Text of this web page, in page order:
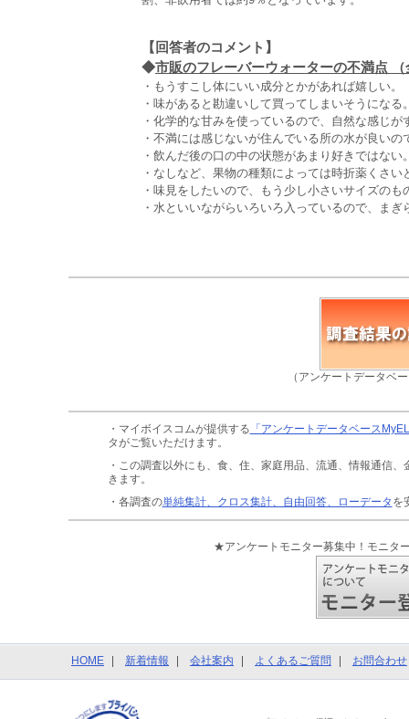
【回答者のコメント】
◆市販のフレーバーウォーターの不満点 （
・もうすこし体にいい成分とかがあれば嬉しい。
・味があると勘違いして買ってしまいそうになる
・化学的な甘みを使っているので、自然な感じ
・不満には感じないが住んでいる所の水が良い
・飲んだ後の口の中の状態があまり好きではない
・なしなど、果物の種類によっては時折薬くさ
・味見をしたいので、もう少し小さいサイズの
・水といいながらいろいろ入っているので、まぎ
（アンケートデータベ
・マイボイスコムが提供する 「アンケートデータベース
タがご覧いただけます。
・この調査以外にも、食、住、家庭用品、流通、情報通信、
きます。
・各調査の単純集計、クロス集計、自由回答、ローデータ を
★アンケートモニター募集中！モニタ
HOME 新着情報 会社案内 よくあるご質問 お問合わせ